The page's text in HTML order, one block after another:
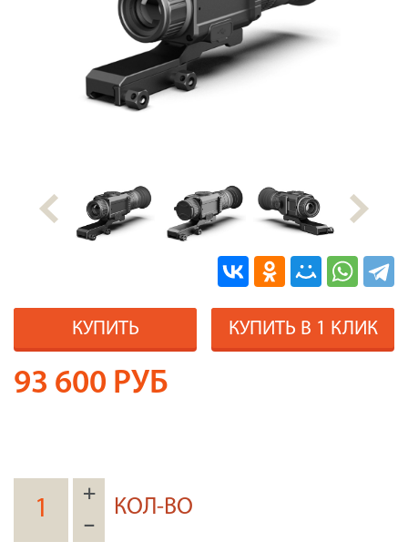
КУПИТЬ КУПИТЬ В 1 КЛИК
93 600 РУБ
+
–
КОЛ-ВО